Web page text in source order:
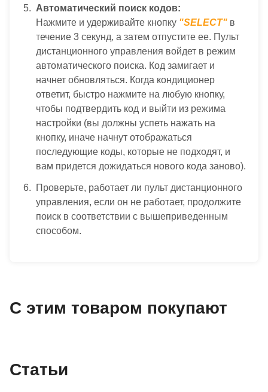
Автоматический поиск кодов:
Нажмите и удерживайте кнопку "SELECT" в
течение 3 секунд, а затем отпустите ее. Пульт
дистанционного управления войдет в режим
автоматического поиска. Код замигает и
начнет обновляться. Когда кондиционер
ответит, быстро нажмите на любую кнопку,
чтобы подтвердить код и выйти из режима
настройки (вы должны успеть нажать на
кнопку, иначе начнут отображаться
последующие коды, которые не подходят, и
вам придется дожидаться нового кода заново).
Проверьте, работает ли пульт дистанционного
управления, если он не работает, продолжите
поиск в соответствии с вышеприведенным
способом.
С этим товаром покупают
Статьи